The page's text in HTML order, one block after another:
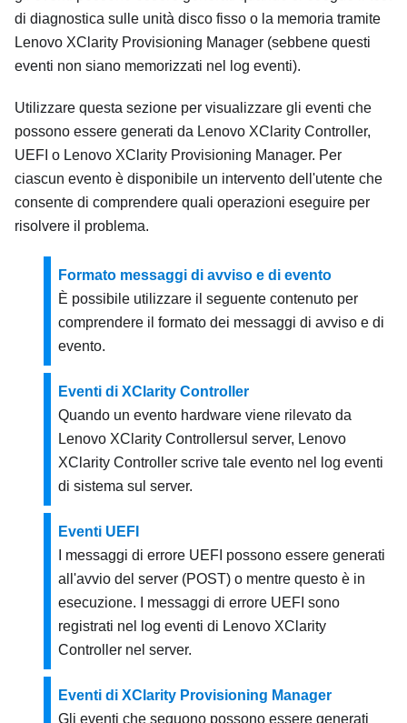
di diagnostica sulle unità disco fisso o la memoria tramite
Lenovo XClarity Provisioning Manager (sebbene questi
eventi non siano memorizzati nel log eventi).
Utilizzare questa sezione per visualizzare gli eventi che
possono essere generati da Lenovo XClarity Controller,
UEFI o Lenovo XClarity Provisioning Manager. Per
ciascun evento è disponibile un intervento dell'utente che
consente di comprendere quali operazioni eseguire per
risolvere il problema.
Formato messaggi di avviso e di evento
È possibile utilizzare il seguente contenuto per
comprendere il formato dei messaggi di avviso e di
evento.
Eventi di XClarity Controller
Quando un evento hardware viene rilevato da
Lenovo XClarity Controllersul server, Lenovo
XClarity Controller scrive tale evento nel log eventi
di sistema sul server.
Eventi UEFI
I messaggi di errore UEFI possono essere generati
all'avvio del server (POST) o mentre questo è in
esecuzione. I messaggi di errore UEFI sono
registrati nel log eventi di Lenovo XClarity
Controller nel server.
Eventi di XClarity Provisioning Manager
Gli eventi che seguono possono essere generati